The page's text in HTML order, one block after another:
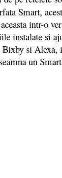
Smart,
intr-o
instalate si
si
un